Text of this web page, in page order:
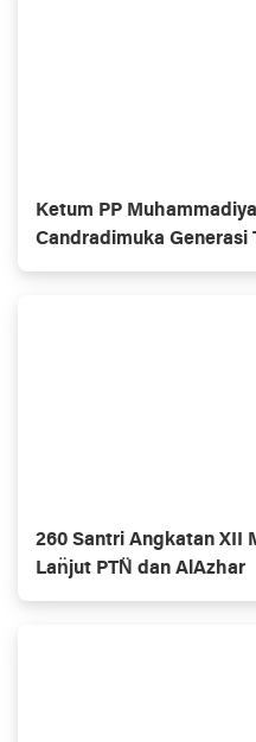
Ketum PP
Candradimuka
260 Santri Angkatan XII
Lan̈jut PTN̈ dan AlAzhar